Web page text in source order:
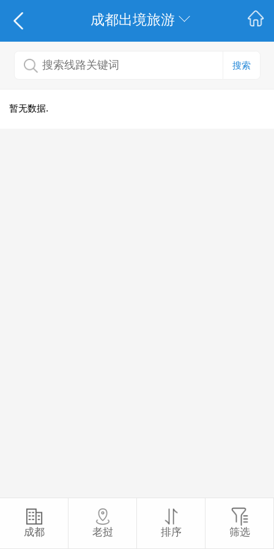
成都出境旅游
搜索
暂无数据.
成都 老挝 排序 筛选